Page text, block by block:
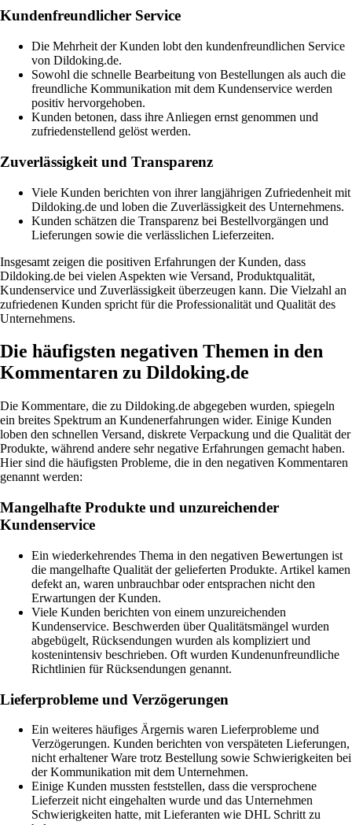
Kundenfreundlicher Service
Die Mehrheit der Kunden lobt den kundenfreundlichen Service
von Dildoking.de.
Sowohl die schnelle Bearbeitung von Bestellungen als auch die
freundliche Kommunikation mit dem Kundenservice werden
positiv hervorgehoben.
Kunden betonen, dass ihre Anliegen ernst genommen und
zufriedenstellend gelöst werden.
Zuverlässigkeit und Transparenz
Viele Kunden berichten von ihrer langjährigen Zufriedenheit mit
Dildoking.de und loben die Zuverlässigkeit des Unternehmens.
Kunden schätzen die Transparenz bei Bestellvorgängen und
Lieferungen sowie die verlässlichen Lieferzeiten.
Insgesamt zeigen die positiven Erfahrungen der Kunden, dass
Dildoking.de bei vielen Aspekten wie Versand, Produktqualität,
Kundenservice und Zuverlässigkeit überzeugen kann. Die Vielzahl an
zufriedenen Kunden spricht für die Professionalität und Qualität des
Unternehmens.
Die häufigsten negativen Themen in den
Kommentaren zu Dildoking.de
Die Kommentare, die zu Dildoking.de abgegeben wurden, spiegeln
ein breites Spektrum an Kundenerfahrungen wider. Einige Kunden
loben den schnellen Versand, diskrete Verpackung und die Qualität der
Produkte, während andere sehr negative Erfahrungen gemacht haben.
Hier sind die häufigsten Probleme, die in den negativen Kommentaren
genannt werden:
Mangelhafte Produkte und unzureichender
Kundenservice
Ein wiederkehrendes Thema in den negativen Bewertungen ist
die mangelhafte Qualität der gelieferten Produkte. Artikel kamen
defekt an, waren unbrauchbar oder entsprachen nicht den
Erwartungen der Kunden.
Viele Kunden berichten von einem unzureichenden
Kundenservice. Beschwerden über Qualitätsmängel wurden
abgebügelt, Rücksendungen wurden als kompliziert und
kostenintensiv beschrieben. Oft wurden Kundenunfreundliche
Richtlinien für Rücksendungen genannt.
Lieferprobleme und Verzögerungen
Ein weiteres häufiges Ärgernis waren Lieferprobleme und
Verzögerungen. Kunden berichten von verspäteten Lieferungen,
nicht erhaltener Ware trotz Bestellung sowie Schwierigkeiten bei
der Kommunikation mit dem Unternehmen.
Einige Kunden mussten feststellen, dass die versprochene
Lieferzeit nicht eingehalten wurde und das Unternehmen
Schwierigkeiten hatte, mit Lieferanten wie DHL Schritt zu